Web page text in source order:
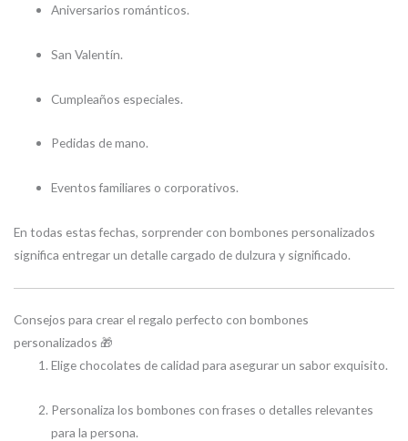
Aniversarios románticos.
San Valentín.
Cumpleaños especiales.
Pedidas de mano.
Eventos familiares o corporativos.
En todas estas fechas, sorprender con bombones personalizados
significa entregar un detalle cargado de dulzura y significado.
Consejos para crear el regalo perfecto con bombones
personalizados 🎁
Elige chocolates de calidad para asegurar un sabor exquisito.
Personaliza los bombones con frases o detalles relevantes
para la persona.